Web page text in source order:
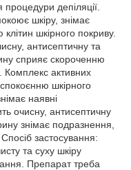
депіляції.
шкіру, знімає
шкірного покриву.
антисептичну та
сприяє скороченню
Комплекс активних
шкірного
наявні
очисну, антисептичну
знімає подразнення,
застосування:
та суху шкіру
Препарат треба